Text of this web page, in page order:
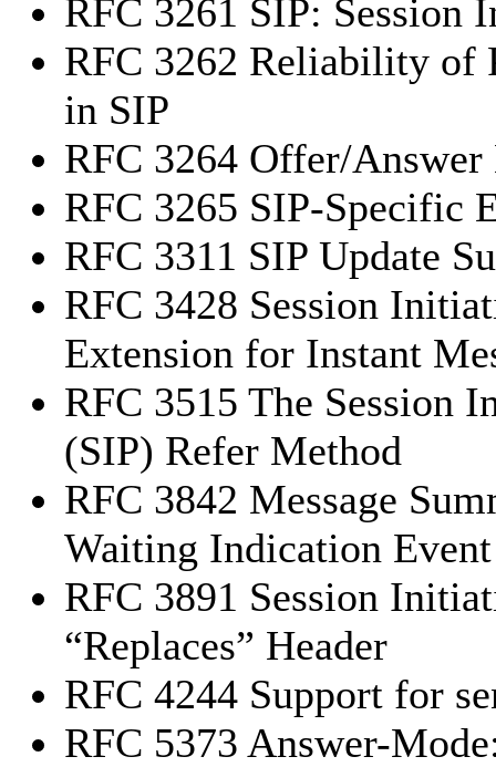
RFC 3261 SIP: Session
RFC 3262 Reliability of
in SIP
RFC 3264 Offer/
RFC 3265 SIP-Specific
RFC 3311 SIP Update
RFC 3428 Session
Extension for Instant
RFC 3515 The Session
(SIP) Refer Method
RFC 3842 Message
Waiting Indication Event
RFC 3891 Session
“Replaces” Header
RFC 4244 Support for
RFC 5373 Answer-